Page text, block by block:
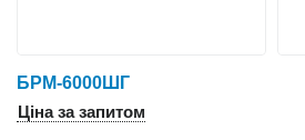
БРМ-6000ШГ
Ціна за запитом